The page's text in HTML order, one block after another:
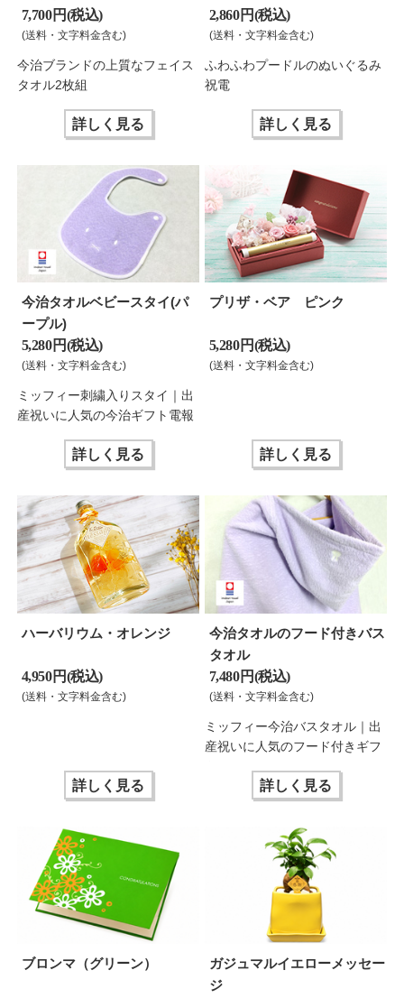
7,700 円(税込)
(送料・文字料金含む)
今治ブランドの上質なフェイス
タオル2枚組
詳しく見る
2,860 円(税込)
(送料・文字料金含む)
ふわふわプードルのぬいぐるみ
祝電
詳しく見る
今治タオルベビースタイ(パ
ープル)
5,280 円(税込)
(送料・文字料金含む)
ミッフィー刺繍入りスタイ｜出
産祝いに人気の今治ギフト電報
詳しく見る
プリザ・ベア ピンク
5,280 円(税込)
(送料・文字料金含む)
詳しく見る
ハーバリウム・オレンジ
4,950 円(税込)
(送料・文字料金含む)
詳しく見る
今治タオルのフード付きバス
タオル
7,480 円(税込)
(送料・文字料金含む)
ミッフィー今治バスタオル｜出
産祝いに人気のフード付きギフ
詳しく見る
ブロンマ（グリーン）
ガジュマルイエローメッセー
ジ